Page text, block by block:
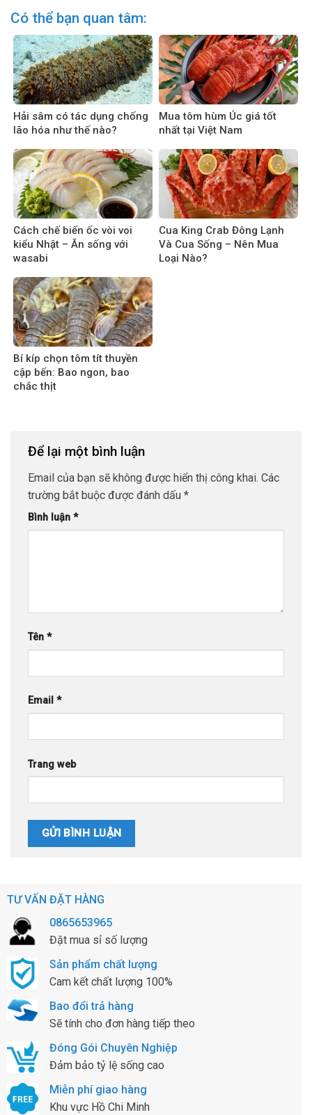
TƯ VẤN ĐẶT HÀNG
0865653965
Đặt mua sỉ số lượng
Sản phẩm chất lượng
Cam kết chất lượng 100%
Bao đổi trả hàng
Sẽ tính cho đơn hàng tiếp theo
Đóng Gói Chuyên Nghiệp
Đảm bảo tỷ lệ sống cao
Miễn phí giao hàng
Khu vực Hồ Chi Minh
Có thể bạn quan tâm:
Hải sâm có tác dụng chống
lão hóa như thế nào?
Mua tôm hùm Úc giá tốt
nhất tại Việt Nam
Cách chế biến ốc vòi voi
kiểu Nhật – Ăn sống với
wasabi
Cua King Crab Đông Lạnh
Và Cua Sống – Nên Mua
Loại Nào?
Bí kíp chọn tôm tít thuyền
cập bến: Bao ngon, bao
chắc thịt
Để lại một bình luận
Email của bạn sẽ không được hiển thị công khai. Các
trường bắt buộc được đánh dấu *
Bình luận *
Tên *
Email *
Trang web